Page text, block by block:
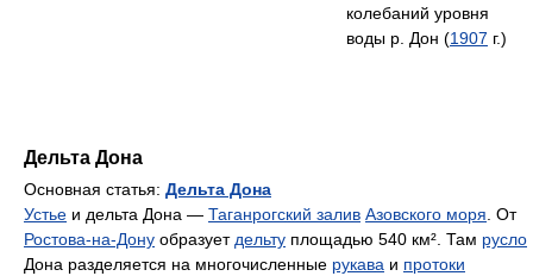
колебаний уровня
воды р. Дон (1907 г.)
Дельта Дона
Основная статья: Дельта Дона
Устье и дельта Дона — Таганрогский залив Азовского моря. От
Ростова-на-Дону образуетдельту площадью 540 км². Там русло
Дона разделяется на многочисленные рукава и протоки